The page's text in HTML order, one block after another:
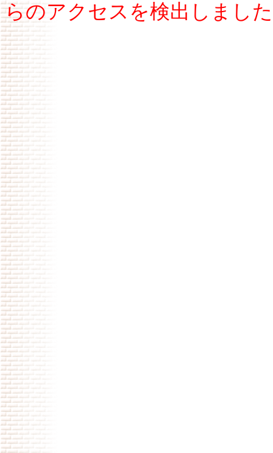
らのアクセスを検出しまし